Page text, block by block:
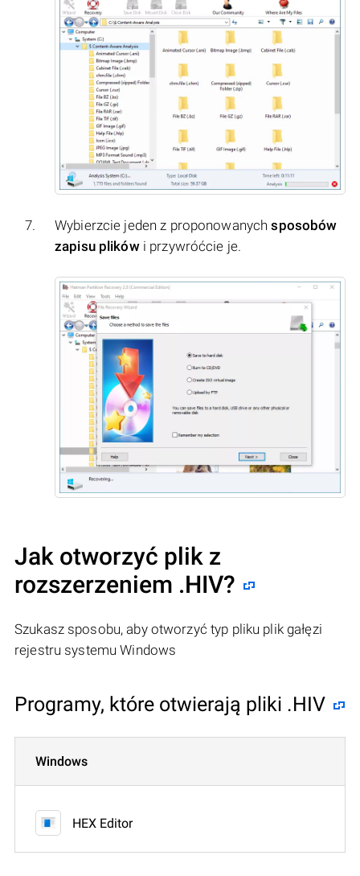
Wybierzcie jeden z proponowanychsposobów
zapisu plikówi przywróćcie je.
Jak otworzyć plik z
rozszerzeniem .HIV?
Szukasz sposobu, aby otworzyć typ pliku plik gałęzi
rejestru systemu Windows
Programy, które otwierają pliki .HIV
Windows
HEX Editor